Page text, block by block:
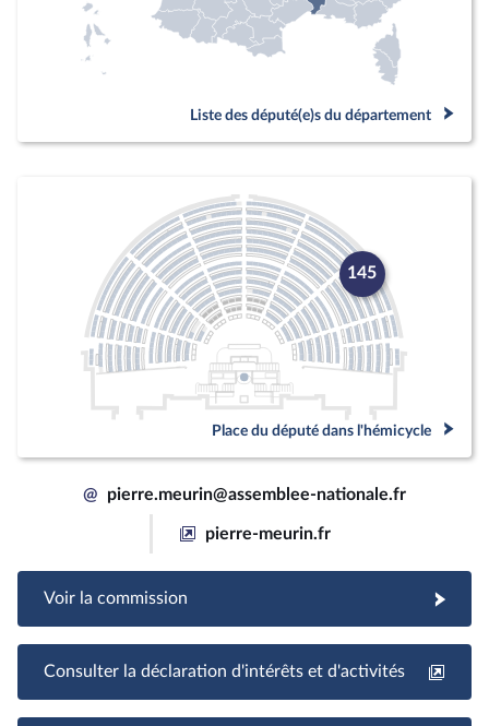
Liste des député(e)s du département
145
Place du député dans l'hémicycle
@ pierre.meurin@assemblee-nationale.fr
pierre-meurin.fr
Voir la commission
Consulter la déclaration d'intérêts et d'activités